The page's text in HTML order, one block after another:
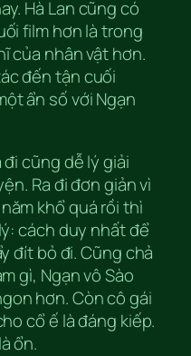
Hà Lan cũng có
film hơn là trong
của nhân vật hơn.
đến tận cuối
ẩn số với Ngạn
đi cũng dễ lý giải
Ra đi đơn giản vì
khổ quá rồi thì
cách duy nhất để
đít bỏ đi. Cũng chả
gì, Ngạn vô Sào
hơn. Còn cô gái
cổ ế là đáng kiếp.
ổn.